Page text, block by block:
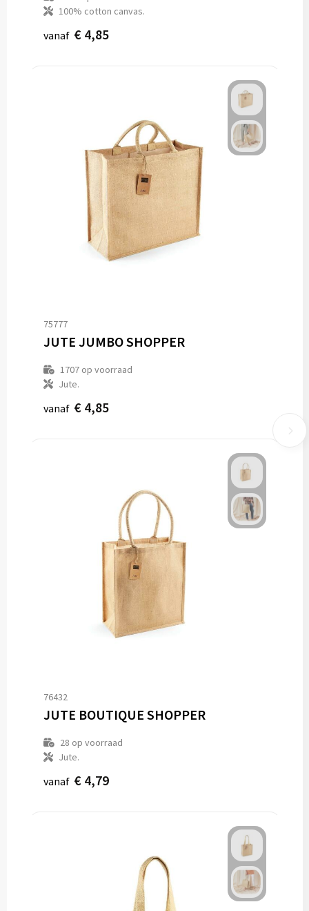
100% cotton canvas.
vanaf € 4,85
75777
JUTE JUMBO SHOPPER
1707op voorraad
Jute.
vanaf € 4,85
76432
JUTE BOUTIQUE SHOPPER
28 op voorraad
Jute.
vanaf € 4,79